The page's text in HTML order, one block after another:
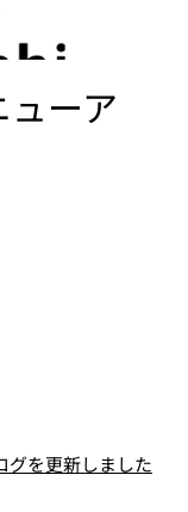
ーア
グを更新しました